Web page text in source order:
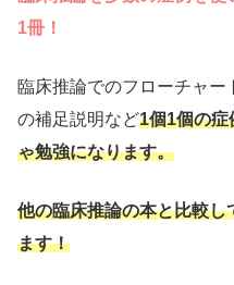
1冊！
臨床推論でのフローチャ
の補足説明など1個1個の症
ゃ勉強になります。
他の臨床推論の本と比較
ます！